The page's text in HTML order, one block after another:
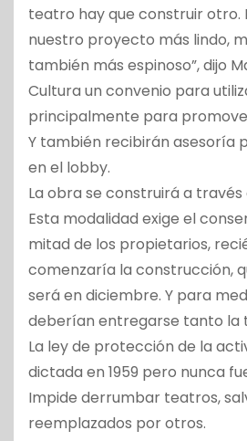
teatro hay que construir otro.
nuestro proyecto más lindo,
también más espinoso”, dijo
Cultura un convenio para
principalmente para
Y también recibirán asesoría
en el lobby.
La obra se construirá a través
Esta modalidad exige el
mitad de los propietarios,
comenzaría la construcción,
será en diciembre. Y para
deberían entregarse tanto la
La ley de protección de la
dictada en 1959 pero nunca
Impide derrumbar teatros,
reemplazados por otros.